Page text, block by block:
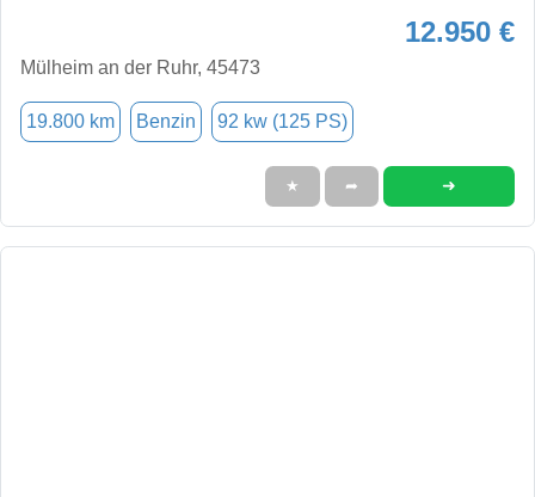
12.950 €
Mülheim an der Ruhr, 45473
19.800 km Benzin 92 kw (125 PS)
★ ➦ ➜